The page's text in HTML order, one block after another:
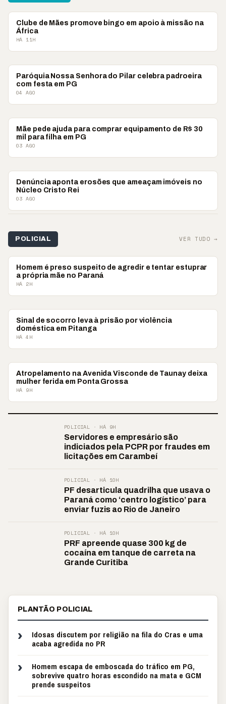
#VCCOMABNT
Clube de Mães promove bingo em apoio à missão na
África
HÁ 11H
#VCCOMABNT
Paróquia Nossa Senhora do Pilar celebra padroeira
com festa em PG
04 AGO
#VCCOMABNT
Mãe pede ajuda para comprar equipamento de R$ 30
mil para filha em PG
03 AGO
#VCCOMABNT
Denúncia aponta erosões que ameaçam imóveis no
Núcleo Cristo Rei
03 AGO
POLICIAL VER TUDO →
POLICIAL
Homem é preso suspeito de agredir e tentar estuprar
a própria mãe no Paraná
HÁ 2H
POLICIAL
Sinal de socorro leva à prisão por violência
doméstica em Pitanga
HÁ 4H
POLICIAL
Atropelamento na Avenida Visconde de Taunay deixa
mulher ferida em Ponta Grossa
HÁ 9H
POLICIAL · HÁ 9H
Servidores e empresário são
indiciados pela PCPR por fraudes em
licitações em Carambeí
POLICIAL · HÁ 10H
PF desarticula quadrilha que usava o
Paraná como ‘centro logístico’ para
enviar fuzis ao Rio de Janeiro
POLICIAL · HÁ 10H
PRF apreende quase 300 kg de
cocaína em tanque de carreta na
Grande Curitiba
PLANTÃO POLICIAL
›
Idosas discutem por religião na fila do Cras e uma
acaba agredida no PR
›
Homem escapa de emboscada do tráfico em PG,
sobrevive quatro horas escondido na mata e GCM
prende suspeitos